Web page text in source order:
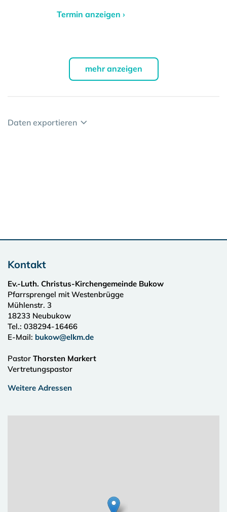
Termin anzeigen ›
mehr anzeigen
Daten exportieren
Kontakt
Ev.-Luth. Christus-Kirchengemeinde Bukow
Pfarrsprengel mit Westenbrügge
Mühlenstr. 3
18233 Neubukow
Tel.: 038294-16466
E-Mail: bukow@elkm.de
Pastor Thorsten Markert
Vertretungspastor
Weitere Adressen